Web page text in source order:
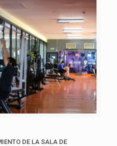
DE LA SALA DE